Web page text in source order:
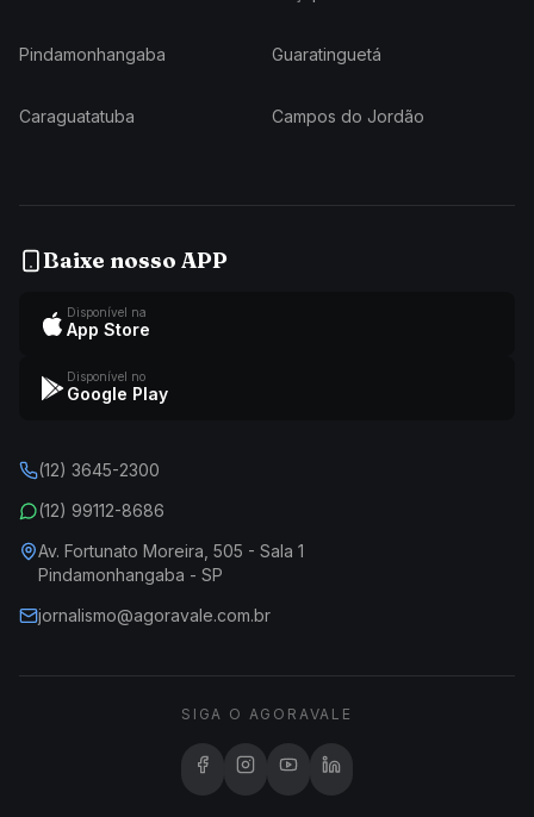
Pindamonhangaba Guaratinguetá
Caraguatatuba Campos do Jordão
Baixe nosso APP
Disponível na
App Store
Disponível no
Google Play
(12) 3645-2300
(12) 99112-8686
Av. Fortunato Moreira, 505 - Sala 1
Pindamonhangaba - SP
jornalismo@agoravale.com.br
SIGA O AGORAVALE